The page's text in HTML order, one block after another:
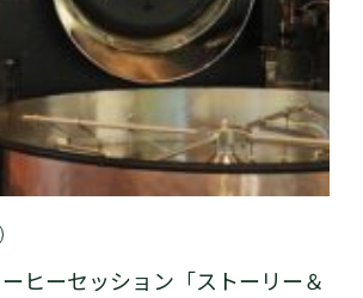
ーヒーセッション「ストーリー＆